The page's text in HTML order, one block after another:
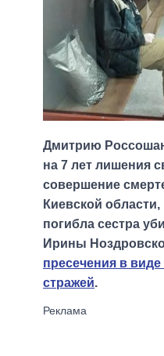
Дмитрию
на 7 лет лишения
совершение
Киевской области,
погибла сестра
Ирины
пресечения в
стражей.